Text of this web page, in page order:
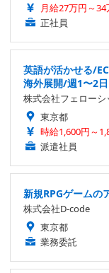
月給27万円～34
正社員
英語が活かせる/
海外展開/週1〜2
株式会社フェローシ
東京都
時給1,600円～
派遣社員
新規RPGゲームの
株式会社D-code
東京都
業務委託